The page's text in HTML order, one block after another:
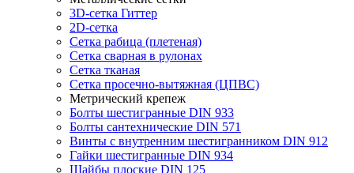
3D-сетка Гиттер
2D-сетка
Сетка рабица (плетеная)
Сетка сварная в рулонах
Сетка тканая
Сетка просечно-вытяжная (ЦПВС)
Метрический крепеж
Болты шестигранные DIN 933
Болты сантехнические DIN 571
Винты с внутренним шестигранником DIN 912
Гайки шестигранные DIN 934
Шайбы плоские DIN 125